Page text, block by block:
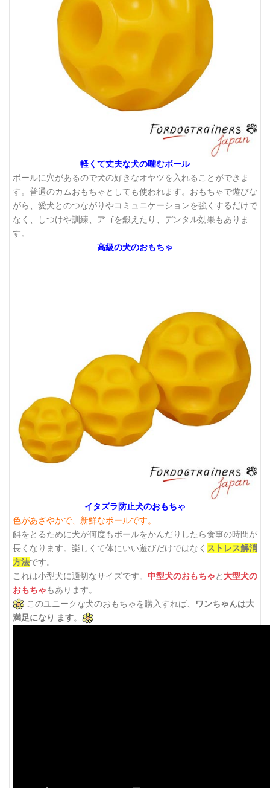
軽くて丈夫な犬の噛むボール
ボールに穴があるので犬の好きなオヤツを入れることができま
す。普通のカムおもちゃとしても使われます。おもちゃで遊びな
がら、愛犬とのつながりやコミュニケーションを強くするだけで
なく、しつけや訓練、アゴを鍛えたり、デンタル効果もありま
す。
高級の犬のおもちゃ
イタズラ防止犬のおもちゃ
色があざやかで、新鮮なボールです。
餌をとるために犬が何度もボールをかんだりしたら食事の時間が
長くなります。楽しくて体にいい遊びだけではなく ストレス解消
方法です。
これは小型犬に適切なサイズです。 中型犬のおもちゃと 大型犬の
おもちゃもあります。
このユニークな犬のおもちゃを購入すれば、
ワンちゃんは大
満足になり ます。